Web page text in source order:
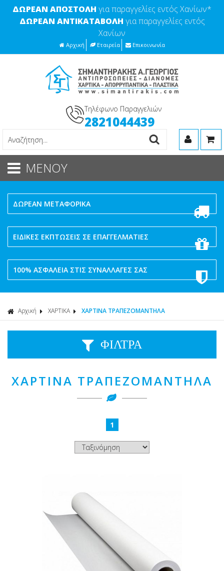
ΔΩΡΕΑΝ ΑΠΟΣΤΟΛΗ για παραγγελίες εντός Χανίων*
ΔΩΡΕΑΝ ΑΝΤΙΚΑΤΑΒΟΛΗ για παραγγελίες εντός
Χανίων
Αρχική Εταιρεία Επικοινωνία
Τηλέφωνο Παραγγελιών
2821044439
ΜΕΝΟΥ
ΔΩΡΕΑΝ ΜΕΤΑΦΟΡΙΚΑ
ΕΙΔΙΚΕΣ ΕΚΠΤΩΣΕΙΣ ΣΕ ΕΠΑΓΓΕΛΜΑΤΙΕΣ
100% ΑΣΦΑΛΕΙΑ ΣΤΙΣ ΣΥΝΑΛΛΑΓΕΣ ΣΑΣ
Αρχική ΧΑΡΤΙΚΑ ΧΑΡΤΙΝΑ ΤΡΑΠΕΖΟΜΑΝΤΗΛΑ
ΦΙΛΤΡΑ
ΧΑΡΤΙΝΑ ΤΡΑΠΕΖΟΜΑΝΤΗΛΑ
1